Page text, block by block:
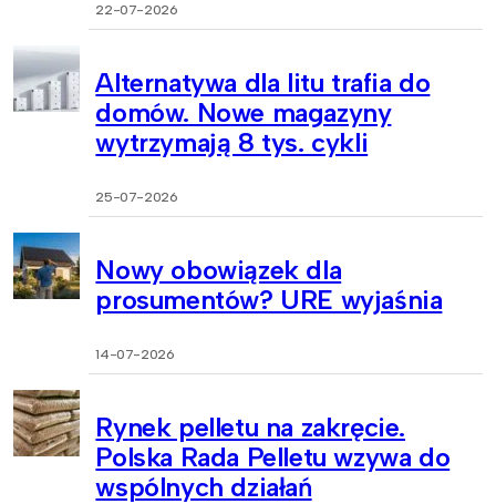
22-07-2026
Alternatywa dla litu trafia do
domów. Nowe magazyny
wytrzymają 8 tys. cykli
25-07-2026
Nowy obowiązek dla
prosumentów? URE wyjaśnia
14-07-2026
Rynek pelletu na zakręcie.
Polska Rada Pelletu wzywa do
wspólnych działań